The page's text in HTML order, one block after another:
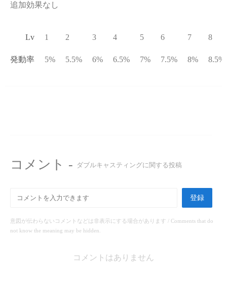
追加効果なし
Lv 1 2 3 4 5 6 7 8
発動率 5% 5.5% 6% 6.5% 7% 7.5% 8% 8.5%
コメント - ダブルキャスティングに関する投稿
登録
意図が伝わらないコメントなどは非表示にする場合があります / Comments that do
not know the meaning may be hidden.
コメントはありません